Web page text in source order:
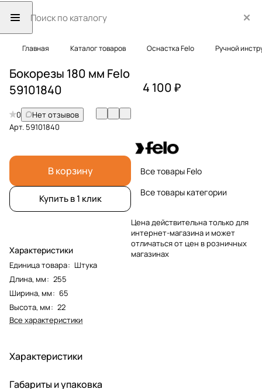
Главная Каталог товаров Оснастка Felo Ручной
Бокорезы 180 мм Felo
59101840
0
Нет отзывов
Арт. 59101840
В корзину
Купить в 1 клик
Характеристики
Единица товара: Штука
Длина, мм: 255
Ширина, мм: 65
Высота, мм: 22
Все характеристики
4 100 ₽
Все товары Felo
Все товары категории
Цена действительна только для
интернет-магазина и может
отличаться от цен в розничных
магазинах
Характеристики
Габариты и упаковка